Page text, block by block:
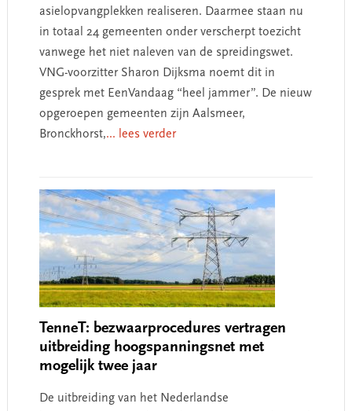
asielopvangplekken realiseren. Daarmee staan nu
in totaal 24 gemeenten onder verscherpt toezicht
vanwege het niet naleven van de spreidingswet.
VNG-voorzitter Sharon Dijksma noemt dit in
gesprek met EenVandaag “heel jammer”. De nieuw
opgeroepen gemeenten zijn Aalsmeer,
Bronckhorst,... lees verder
TenneT: bezwaarprocedures vertragen
uitbreiding hoogspanningsnet met
mogelijk twee jaar
De uitbreiding van het Nederlandse